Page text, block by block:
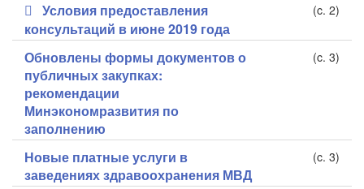
Условия предоставления
консультаций в июне 2019 года
(c. 2)
Обновлены формы документов о
публичных закупках:
рекомендации
Минэкономразвития по
заполнению
(c. 3)
Новые платные услуги в
заведениях здравоохранения МВД
(c. 3)